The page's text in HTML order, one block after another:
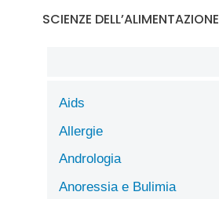
SCIENZE DELL’ALIMENTAZIONE
Aids
Allergie
Andrologia
Anoressia e Bulimia